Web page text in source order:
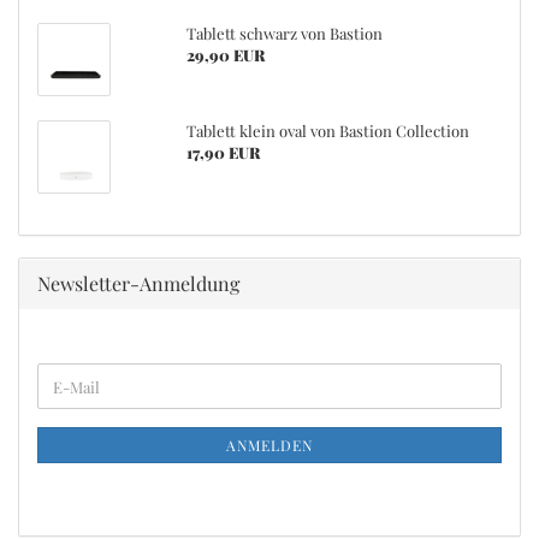
Tablett schwarz von Bastion
29,90 EUR
Tablett klein oval von Bastion Collection
17,90 EUR
Newsletter-Anmeldung
ZUR
NEWSLETTER-
E-
Mail
ANMELDEN